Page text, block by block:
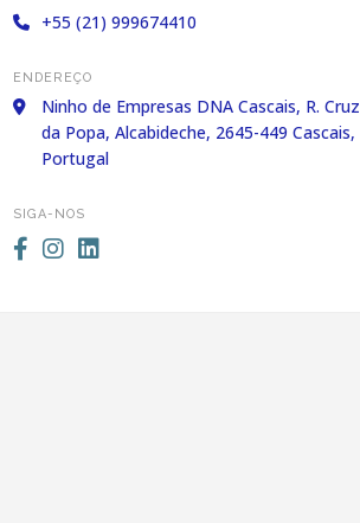
+55 (21) 999674410
ENDEREÇO
Ninho de Empresas DNA Cascais, R. Cruz
da Popa, Alcabideche, 2645-449 Cascais,
Portugal
SIGA-NOS